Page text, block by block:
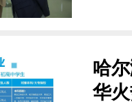
哈
华